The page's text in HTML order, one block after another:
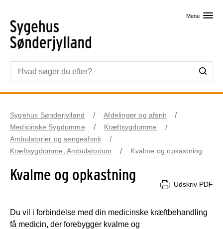
Menu
Sygehus Sønderjylland
Afdelinger og afsnit
Medicinske Sygdomme
Kræftsygdomme
Ambulatorier og sengeafsnit
Kræftsygdomme, Ambulatorium
Kvalme og opkastning
Kvalme og opkastning
Udskriv PDF
Du vil i forbindelse med din medicinske kræftbehandling
få medicin, der forebygger kvalme og